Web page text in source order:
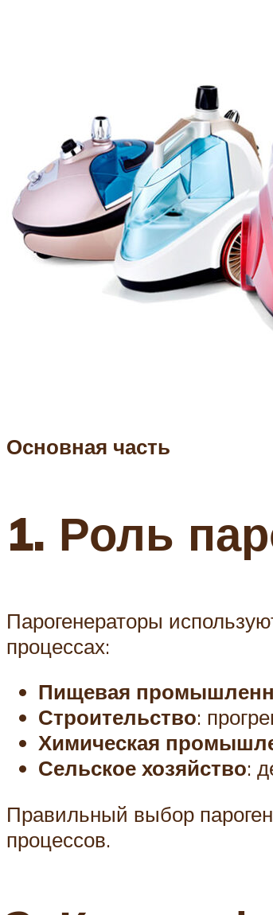
Основная часть
1. Роль
Парогенераторы
процессах:
Пищевая
Строительство:
Химическая
Сельское хозяйство:
Правильный выбор
процессов.